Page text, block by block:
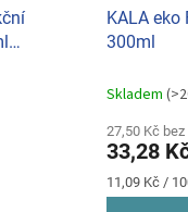
KALA eko
300ml
Skladem
27,50 Kč bez
33,28
Měrná
cena:
11,09 Kč /